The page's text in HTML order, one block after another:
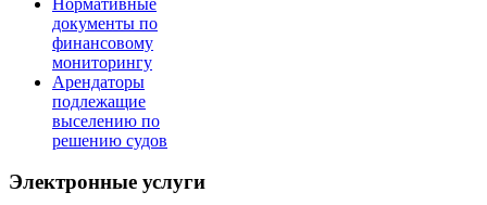
документы по
финансовому
мониторингу
Арендаторы
подлежащие
выселению по
решению судов
Электронные услуги